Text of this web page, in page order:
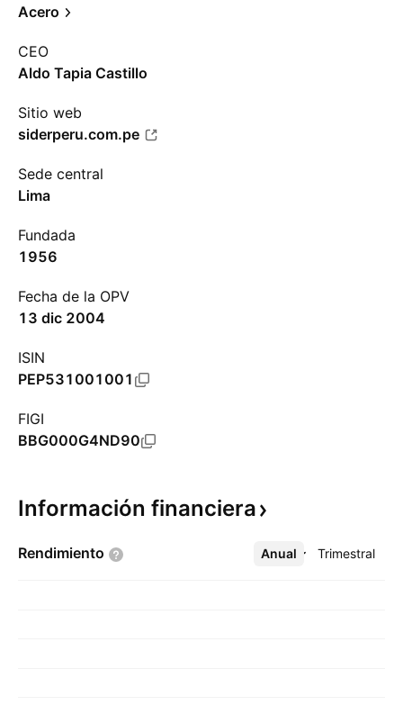
Acero
CEO
Aldo Tapia Castillo
Sitio web
siderperu.com.pe
Sede central
Lima
Fundada
1956
Fecha de la OPV
13 dic 2004
ISIN
PEP531001001
FIGI
BBG000G4ND90
Información financiera
Rendimiento Anual Trimestral
Más